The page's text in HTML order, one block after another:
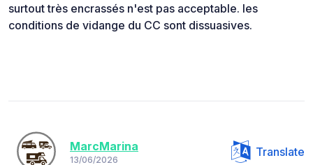
surtout très encrassés n'est pas acceptable. les
conditions de vidange du CC sont dissuasives.
MarcMarina
13/06/2026
Translate